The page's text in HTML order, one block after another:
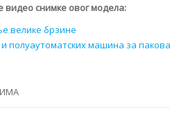
снимке овог модела:
велике брзине
полуаутоматских машина за